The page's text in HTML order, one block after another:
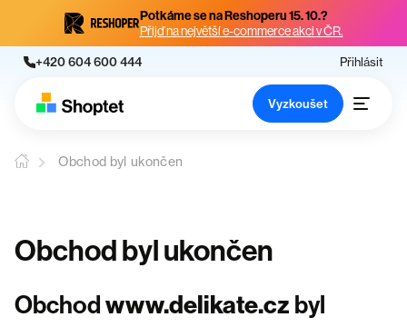
Potkáme se na Reshoperu 15. 10.?
Přijď na největší e-commerce akci v ČR.
+420 604 600 444 Přihlásit
Vyzkoušet
Obchod byl ukončen
Obchod byl ukončen
Obchodwww.delikate.cz byl